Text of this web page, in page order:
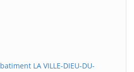
LA VILLE-DIEU-DU-